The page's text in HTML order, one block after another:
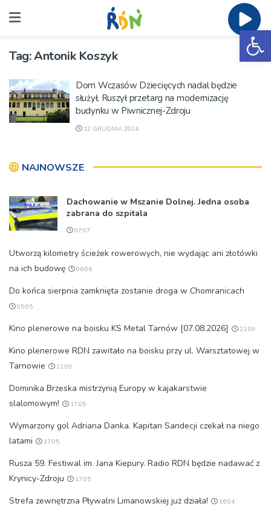
Tag:Antonik Koszyk
Dom Wczasów Dziecięcych nadal będzie
służył. Ruszył przetarg na modernizację
budynku w Piwnicznej-Zdroju
12 GRUDNIA 2024
NAJNOWSZE
Dachowanie w Mszanie Dolnej. Jedna osoba
zabrana do szpitala
07:07
Utworzą kilometry ścieżek rowerowych, nie wydając ani złotówki
na ich budowę
06:06
Do końca sierpnia zamknięta zostanie droga w Chomranicach
05:05
Kino plenerowe na boisku KS Metal Tarnów [07.08.2026] 21:09
Kino plenerowe RDN zawitało na boisku przy ul. Warsztatowej w
Tarnowie
21:09
Dominika Brzeska mistrzynią Europy w kajakarstwie
slalomowym!
17:05
Wymarzony gol Adriana Danka. Kapitan Sandecji czekał na niego
latami
17:05
Rusza 59. Festiwal im. Jana Kiepury. Radio RDN będzie nadawać z
Krynicy-Zdroju
17:05
Strefa zewnętrzna Pływalni Limanowskiej już działa! 16:04